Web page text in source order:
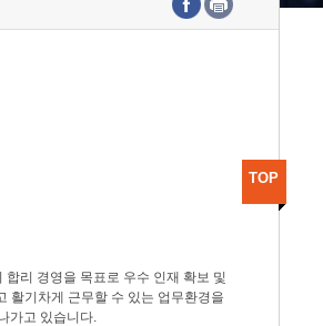
리 경영을 목표로 우수 인재 확보 및
활기차게 근무할 수 있는 업무환경을
가고 있습니다.
TOP